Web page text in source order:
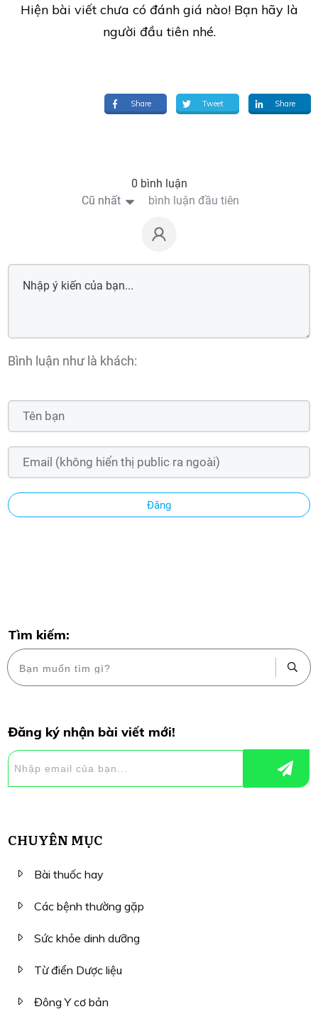
Hiện bài viết chưa có đánh giá nào! Bạn hãy là
người đầu tiên nhé.
Share Tweet Share
0 bình luận
Cũ nhất
bình luận đầu tiên
Bình luận như là khách:
Đăng
Tìm kiếm:
Đăng ký nhận bài viết mới!
CHUYÊN MỤC
Bài thuốc hay
Các bệnh thường gặp
Sức khỏe dinh dưỡng
Từ điển Dược liệu
Đông Y cơ bản